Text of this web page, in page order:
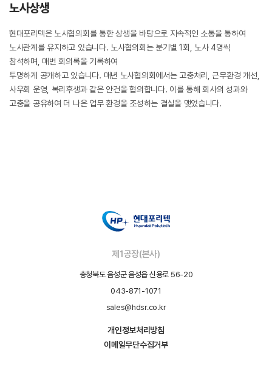
노사상생
현대포리텍은 노사협의회를 통한 상생을 바탕으로 지속적인 소통을 통하여
노사관계를 유지하고 있습니다. 노사협의회는 분기별 1회, 노사 4명씩
참석하며, 매번 회의록을 기록하여
투명하게 공개하고 있습니다. 매년 노사협의회에서는 고충처리, 근무환경 개선,
사우회 운영, 복리후생과 같은 안건을 협의합니다. 이를 통해 회사의 성과와
고충을 공유하여 더 나은 업무 환경을 조성하는 결실을 맺었습니다.
제1공장(본사)
충청북도 음성군 음성읍 신용로 56-20
043-871-1071
sales@hdsr.co.kr
개인정보처리방침
이메일무단수집거부